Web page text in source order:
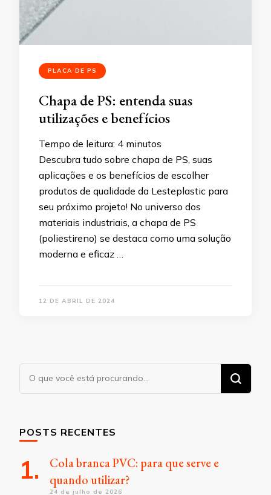
PLACA DE PS
Chapa de PS: entenda suas
utilizações e benefícios
Tempo de leitura: 4 minutos
Descubra tudo sobre chapa de PS, suas
aplicações e os benefícios de escolher
produtos de qualidade da Lesteplastic para
seu próximo projeto! No universo dos
materiais industriais, a chapa de PS
(poliestireno) se destaca como uma solução
moderna e eficaz …
12 DE ABRIL DE 2024
Procurando
algo?
POSTS RECENTES
Cola branca PVC: para que serve e
quando utilizar?
24 de julho de 2026